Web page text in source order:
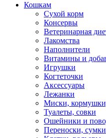
Кошкам
Сухой корм
Консервы
Ветеринарная
Лакомства
Наполнители
Витамины и
Игрушки
Когтеточки
Аксессуары
Лежанки
Миски,
Туалеты, совки
Ошейники и
Переноски, сумки